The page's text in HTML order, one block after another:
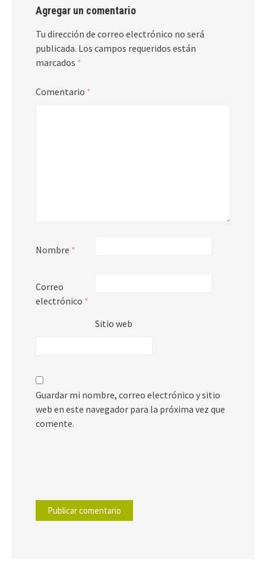
Agregar un comentario
Tu dirección de correo electrónico no será
publicada. Los campos requeridos están
marcados *
Comentario *
Nombre *
Correo
electrónico *
Sitio web
Guardar mi nombre, correo electrónico y sitio
web en este navegador para la próxima vez que
comente.